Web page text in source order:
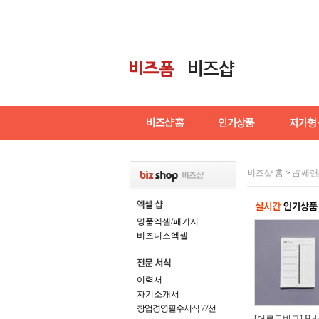
명품엑셀/패키지
비즈니스엑셀
이력서
자기소개서
창업경영필수서식 77선
비즈샵 홈 > 占쎄